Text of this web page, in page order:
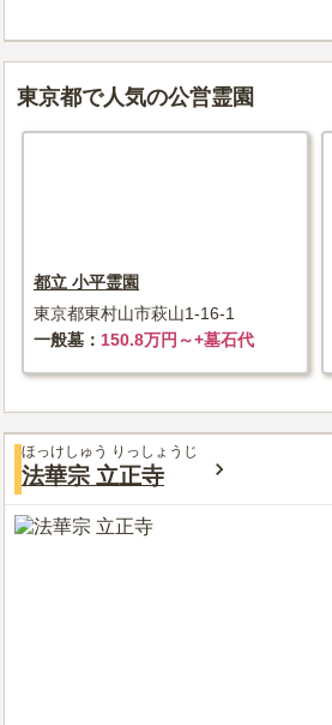
東京都で人気の公営霊園
都立 小平霊園
東京都東村山市萩山1-16-1
一般墓
150.8万円～+墓石代
ほっけしゅう りっしょうじ
法華宗 立正寺